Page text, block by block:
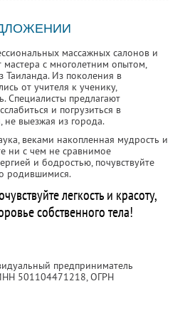
массажных салонов и
мастера с многолетним опытом,
Таиланда. Из поколения в
от учителя к ученику,
Специалисты предлагают
и погрузиться в
не выезжая из города.
веками накопленная мудрость и
ни с чем не сравнимое
и бодростью, почувствуйте
родившимися.
легкость и красоту,
собственного тела!
предприниматель
501104471218, ОГРН